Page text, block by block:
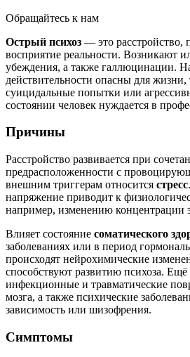
Обращайтесь к нам
Острый психоз — это расстройство,
восприятие реальности. Возникают
убеждения, а также галлюцинации.
действительности опасны для
суицидальные попытки или
состоянии человек нуждается в
Причины
Расстройство развивается при
предрасположенности с
внешним триггерам относится стресс
напряжение приводит к
например, изменению концентрации
Влияет состояние соматического
заболеваниях или в период
происходят нейрохимические
способствуют развитию психоза.
инфекционные и травматические
мозга, а также психические
зависимость или шизофрения.
Симптомы